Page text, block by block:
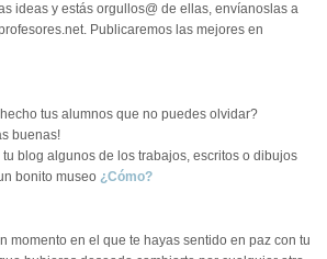
ideas y estás orgullos@ de ellas, envíanoslas a
Publicaremos las mejores en
tus alumnos que no puedes olvidar?
buenas!
tu blog algunos de los trabajos, escritos o dibujos
bonito museo ¿Cómo?
momento en el que te hayas sentido en paz con tu